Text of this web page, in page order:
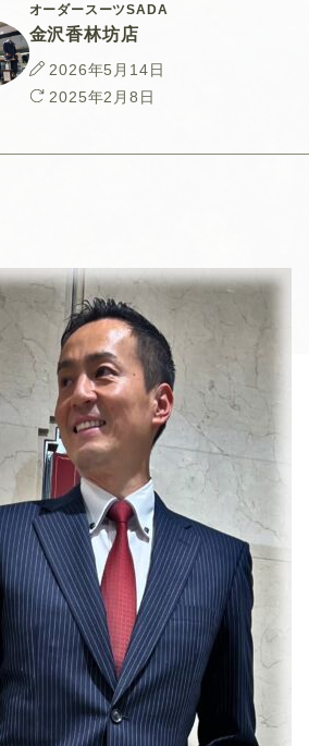
オーダースーツSADA
金沢香林坊店
投
稿
2026年5月14日
最
更
2025年2月8日